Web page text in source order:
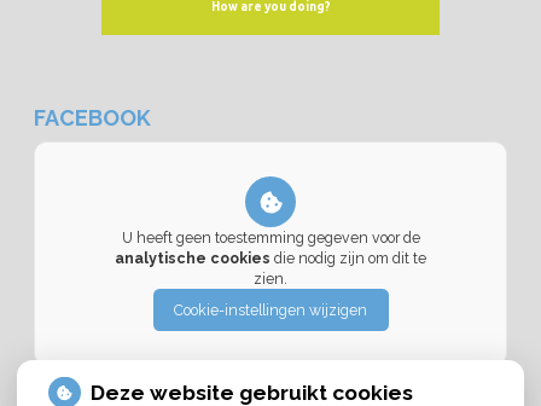
FACEBOOK
U heeft geen toestemming gegeven voor de
analytische cookies die nodig zijn om dit te
zien.
Cookie-instellingen wijzigen
Deze website gebruikt cookies